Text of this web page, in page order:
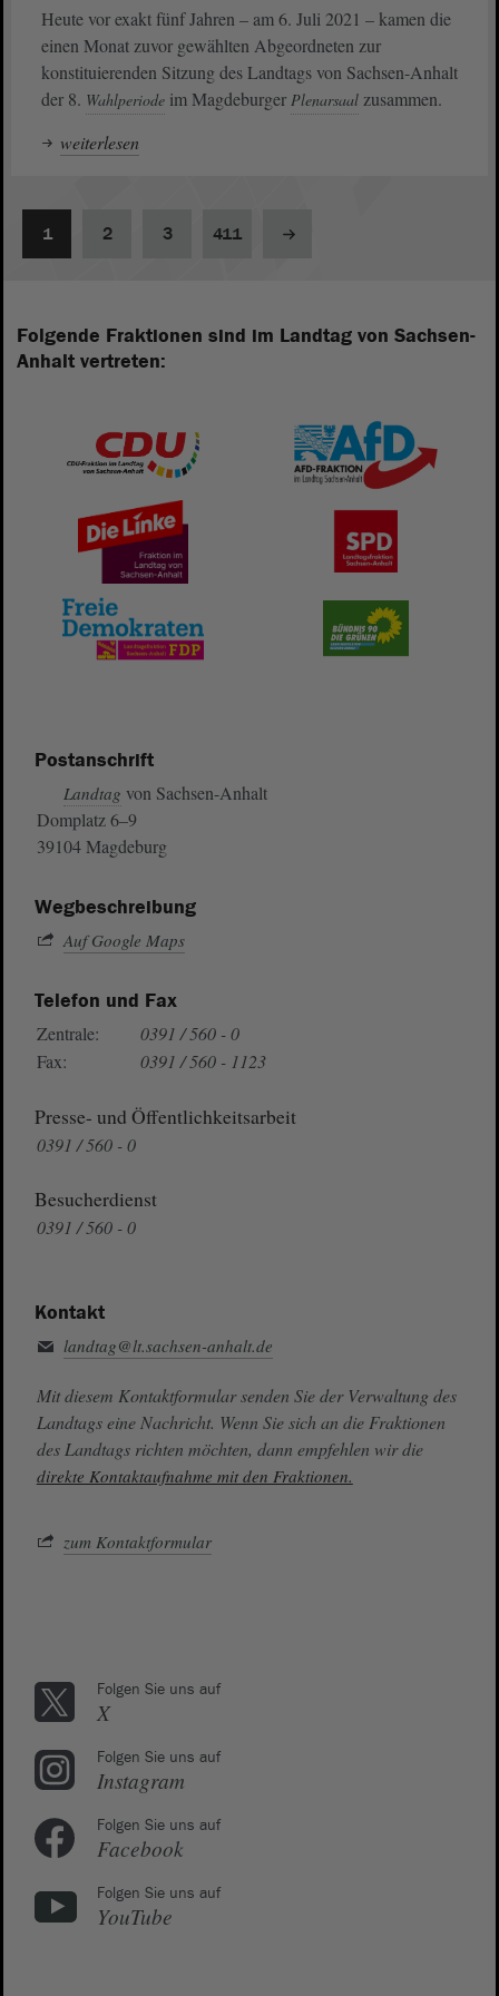
Heute vor exakt fünf Jahren – am 6. Juli 2021 – kamen die
einen Monat zuvor gewählten Abgeordneten zur
konstituierenden Sitzung des Landtags von Sachsen-Anhalt
der 8. Wahlperiode im Magdeburger Plenarsaal zusammen.
weiterlesen
1 2 3 411
Folgende Fraktionen sind im Landtag von Sachsen-
Anhalt vertreten:
Postanschrift
Landtag von Sachsen-Anhalt
Domplatz 6–9
39104 Magdeburg
Wegbeschreibung
Auf Google Maps
Telefon und Fax
Zentrale:
0391 / 560 - 0
Fax:
0391 / 560 - 1123
Presse- und Öffentlichkeitsarbeit
0391 / 560 - 0
Besucherdienst
0391 / 560 - 0
Kontakt
landtag@lt.sachsen-anhalt.de
Mit diesem Kontaktformular senden Sie der Verwaltung des
Landtags eine Nachricht. Wenn Sie sich an die Fraktionen
des Landtags richten möchten, dann empfehlen wir die
direkte Kontaktaufnahme mit den Fraktionen.
zum Kontaktformular
Folgen Sie uns auf
X
Folgen Sie uns auf
Instagram
Folgen Sie uns auf
Facebook
Folgen Sie uns auf
YouTube